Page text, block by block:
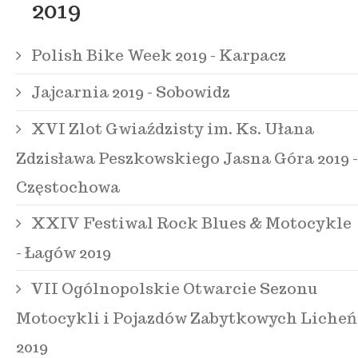
2019
Polish Bike Week 2019 - Karpacz
Jajcarnia 2019 - Sobowidz
XVI Zlot Gwiaździsty im. Ks. Ułana
Zdzisława Peszkowskiego Jasna Góra 2019 -
Częstochowa
XXIV Festiwal Rock Blues & Motocykle
- Łagów 2019
VII Ogólnopolskie Otwarcie Sezonu
Motocykli i Pojazdów Zabytkowych Licheń
2019